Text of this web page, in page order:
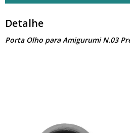
Detalhe
Porta Olho para Amigurumi N.03